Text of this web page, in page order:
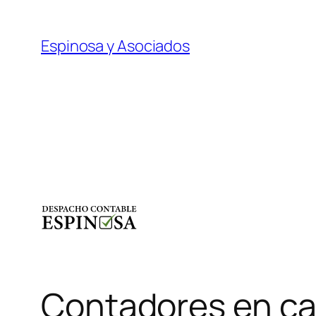
contenido
Espinosa y Asociados
Contadores en